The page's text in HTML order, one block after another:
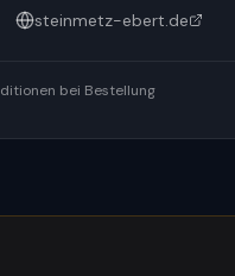
steinmetz-ebert.de
bei Bestellung